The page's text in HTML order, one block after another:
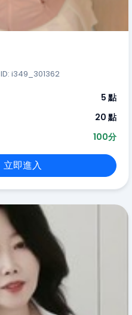
ID: i349_301362
5 點
20 點
100分
立即進入